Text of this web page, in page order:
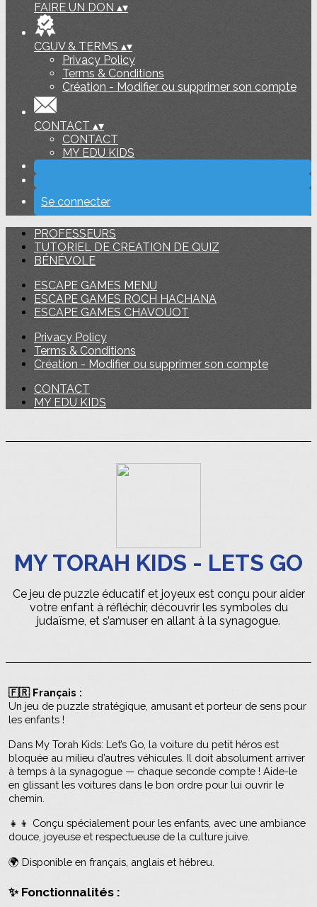
FAIRE UN DON ▴▾
CGUV & TERMS ▴▾
Privacy Policy
Terms & Conditions
Création - Modifier ou supprimer son compte
CONTACT ▴▾
CONTACT
MY EDU KIDS
Se connecter
PROFESSEURS
TUTORIEL DE CREATION DE QUIZ
BÉNÉVOLE
ESCAPE GAMES MENU
ESCAPE GAMES ROCH HACHANA
ESCAPE GAMES CHAVOUOT
Privacy Policy
Terms & Conditions
Création - Modifier ou supprimer son compte
CONTACT
MY EDU KIDS
MY TORAH KIDS - LETS GO
Ce jeu de puzzle éducatif et joyeux est conçu pour aider
votre enfant à réfléchir, découvrir les symboles du
judaïsme, et s’amuser en allant à la synagogue.
🇫🇷 Français :
Un jeu de puzzle stratégique, amusant et porteur de sens pour
les enfants !
Dans My Torah Kids: Let’s Go, la voiture du petit héros est
bloquée au milieu d’autres véhicules. Il doit absolument arriver
à temps à la synagogue — chaque seconde compte ! Aide-le
en glissant les voitures dans le bon ordre pour lui ouvrir le
chemin.
👧👦 Conçu spécialement pour les enfants, avec une ambiance
douce, joyeuse et respectueuse de la culture juive.
🌍 Disponible en français, anglais et hébreu.
✨ Fonctionnalités :